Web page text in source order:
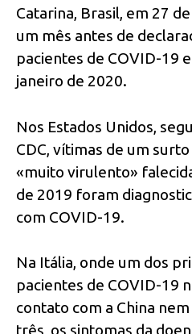
Catarina, Brasil, em 27
um mês antes de
pacientes de COVID-19
janeiro de 2020.
Nos Estados Unidos,
CDC, vítimas de um
«muito virulento»
de 2019 foram
com COVID-19.
Na Itália, onde um dos
pacientes de COVID-19
contato com a China
três, os sintomas da